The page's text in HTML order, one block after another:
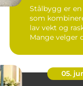
Stålbygg er
som
lav vekt og
Mange velger
05.